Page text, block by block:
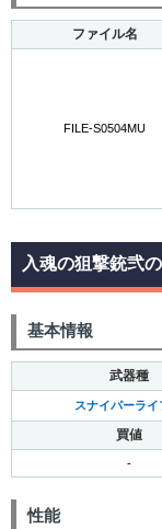
ファイル名
FILE-S0504MU
入魂の狙撃銃弐
基本情報
武器種
スナイパーライ
買値
-
性能